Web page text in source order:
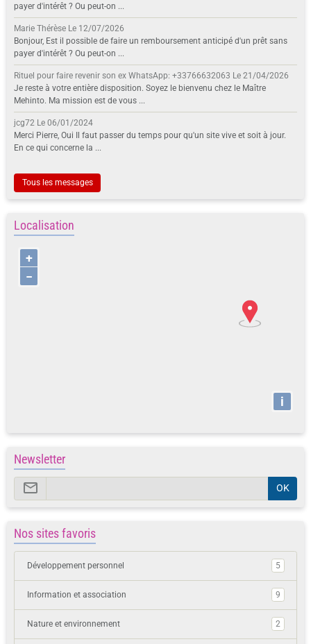
payer d'intérêt ? Ou peut-on ...
Marie Thérèse Le 12/07/2026
Bonjour, Est il possible de faire un remboursement anticipé d'un prêt sans
payer d'intérêt ? Ou peut-on ...
Rituel pour faire revenir son ex WhatsApp: +33766632063 Le 21/04/2026
Je reste à votre entière disposition. Soyez le bienvenu chez le Maître
Mehinto. Ma mission est de vous ...
jcg72 Le 06/01/2024
Merci Pierre, Oui Il faut passer du temps pour qu'un site vive et soit à jour.
En ce qui concerne la ...
Tous les messages
Localisation
+
−
i
Newsletter
OK
Nos sites favoris
Développement personnel 5
Information et association 9
Nature et environnement 2